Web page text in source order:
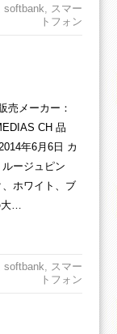
,softbank
スマー
トフォン
売メーカー：
CH 品
年6月6日 カ
ージュピン
ホワイト、ブ
…
,softbank
スマー
トフォン